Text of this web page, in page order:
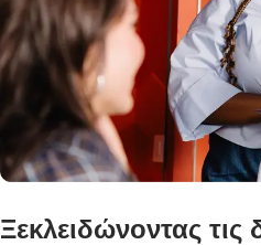
Ξεκλειδώνοντας τις